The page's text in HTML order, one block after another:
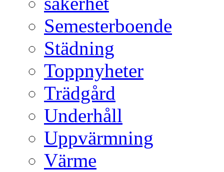
Semesterboende
Städning
Toppnyheter
Trädgård
Underhåll
Uppvärmning
Värme